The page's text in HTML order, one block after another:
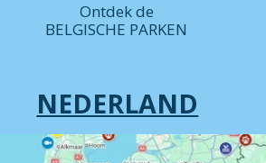
Ontdek de
BELGISCHE PARKEN
NEDERLAND